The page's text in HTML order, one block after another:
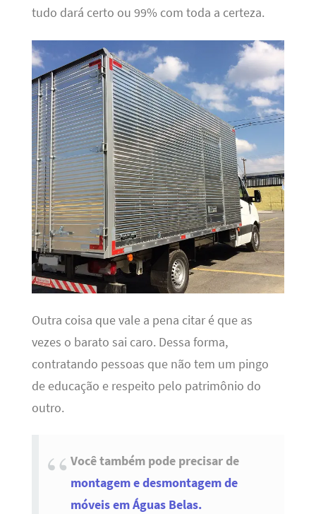
tudo dará certo ou 99% com toda a certeza.
Outra coisa que vale a pena citar é que as
vezes o barato sai caro. Dessa forma,
contratando pessoas que não tem um pingo
de educação e respeito pelo patrimônio do
outro.
Você também pode precisar de
montagem e desmontagem de
móveis em Águas Belas.